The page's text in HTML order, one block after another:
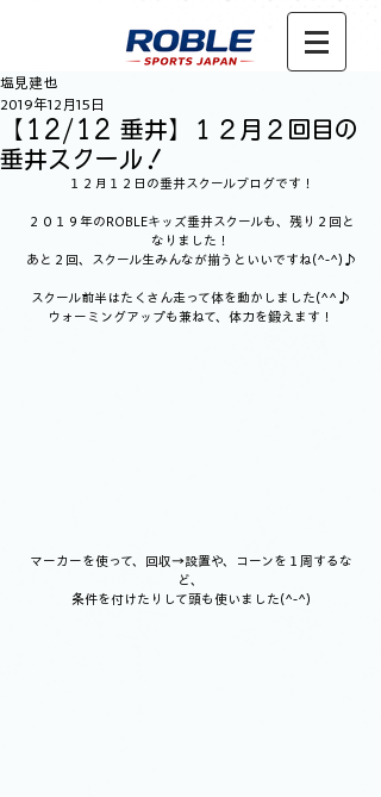
【12/12 垂井】１２月２回目の
垂井スクール！
塩見建也
2019年12月15日
１２月１２日の垂井スクールブログです！
２０１９年のROBLEキッズ垂井スクールも、残り２回と
なりました！
あと２回、スクール生みんなが揃うといいですね(^-^)♪
スクール前半はたくさん走って体を動かしました(^^♪
ウォーミングアップも兼ねて、体力を鍛えます！
マーカーを使って、回収→設置や、コーンを１周するな
ど、
条件を付けたりして頭も使いました(^-^)